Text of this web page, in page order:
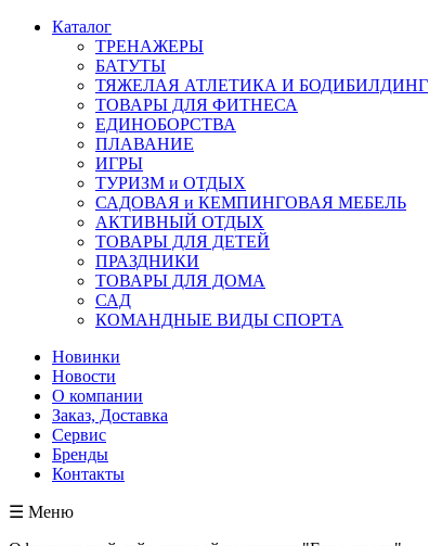
Каталог
ТРЕНАЖЕРЫ
БАТУТЫ
ТЯЖЕЛАЯ АТЛЕТИКА И БОДИБИЛДИНГ
ТОВАРЫ ДЛЯ ФИТНЕСА
ЕДИНОБОРСТВА
ПЛАВАНИЕ
ИГРЫ
ТУРИЗМ и ОТДЫХ
САДОВАЯ и КЕМПИНГОВАЯ МЕБЕЛЬ
АКТИВНЫЙ ОТДЫХ
ТОВАРЫ ДЛЯ ДЕТЕЙ
ПРАЗДНИКИ
ТОВАРЫ ДЛЯ ДОМА
САД
КОМАНДНЫЕ ВИДЫ СПОРТА
Новинки
Новости
О компании
Заказ, Доставка
Сервис
Бренды
Контакты
☰ Меню